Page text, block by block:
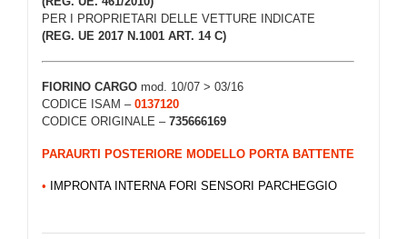
PER I PROPRIETARI DELLE VETTURE INDICATE
(REG. UE 2017 N.1001 ART. 14 C)
FIORINO CARGO mod. 10/07 > 03/16
CODICE ISAM – 0137120
CODICE ORIGINALE – 735666169
PARAURTI POSTERIORE MODELLO PORTA BATTENTE
• IMPRONTA INTERNA FORI SENSORI PARCHEGGIO